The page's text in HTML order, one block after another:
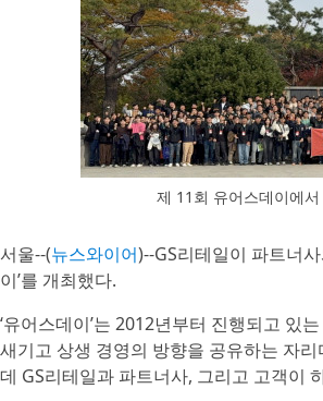
제 11회 유어스데이에
서울--(뉴스와이어)--GS리테일이 파트너
이’를 개최했다.
‘유어스데이’는 2012년부터 진행되고 있
새기고 상생 경영의 방향을 공유하는 자리
데 GS리테일과 파트너사, 그리고 고객이